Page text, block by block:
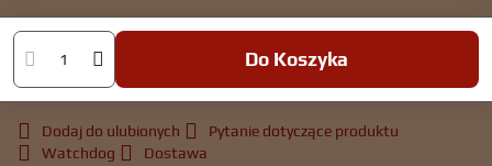
Do Koszyka
Dodaj do ulubionych
Pytanie dotyczące produktu
Watchdog
Dostawa